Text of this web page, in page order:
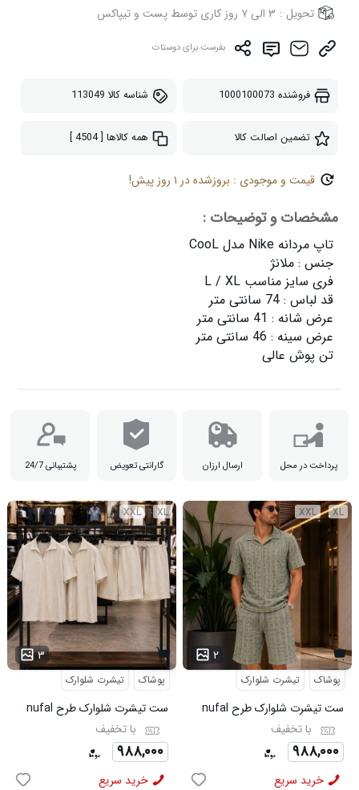
تحویل : ۳ الی ۷ روز کاری توسط پست و تیپاکس
بفرست برای دوستات
فروشنده 1000100073 شناسه کالا 113049
تضمین اصالت کالا همه کالاها [ 4504 ]
قیمت و موجودی : بروزشده در ۱ روز پیش!
مشخصات و توضیحات :
تن پوش عالی
پرداخت در محل ارسال ارزان گارانتی تعویض پشتیبانی 24/7
XL
XXL
۳
پوشاک تیشرت شلوارک
ست تیشرت شلوارک طرح nufal
کد 6578
با تخفیف
۹۸۸,۰۰۰
خرید سریع
XL
XXL
۲
پوشاک تیشرت شلوارک
ست تیشرت شلوارک طرح nufal
سبز کد 6577 با تخفیف
۹۸۸,۰۰۰
خرید سریع